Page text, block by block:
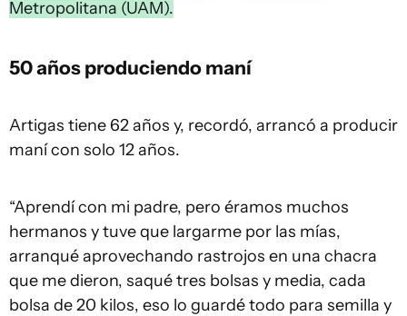
Metropolitana (UAM).
50 años produciendo maní
Artigas tiene 62 años y, recordó, arrancó a producir
maní con solo 12 años.
“Aprendí con mi padre, pero éramos muchos
hermanos y tuve que largarme por las mías,
arranqué aprovechando rastrojos en una chacra
que me dieron, saqué tres bolsas y media, cada
bolsa de 20 kilos, eso lo guardé todo para semilla y